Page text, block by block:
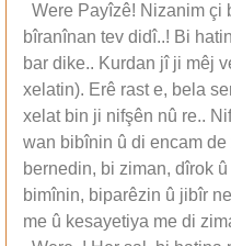
Were Payîzê! Nizanim çi
bîranînan tev didî..! Bi
bar dike.. Kurdan jî ji mêj
xelatin). Erê rast e, bela
xelat bin ji nifşên nû re..
wan bibînin û di encam
bernedin, bi ziman, dîrok
bimînin, biparêzin û jibîr
me û kesayetiya me di